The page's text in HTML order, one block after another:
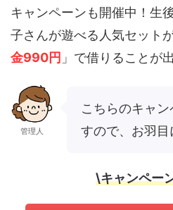
キャンペーンも開催中！生
子さんが遊べる人気セット
金990円 」で借りることが
管理人
こちらのキャ
すので、お羽目
\キャンペー